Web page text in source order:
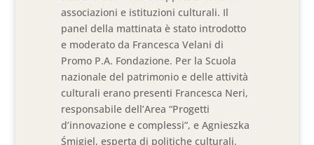
associazioni e istituzioni culturali. Il
panel della mattinata è stato introdotto
e moderato da Francesca Velani di
Promo P.A. Fondazione. Per la Scuola
nazionale del patrimonio e delle attività
culturali erano presenti Francesca Neri,
responsabile dell’Area “Progetti
d’innovazione e complessi”, e Agnieszka
Śmigiel, esperta di politiche culturali.